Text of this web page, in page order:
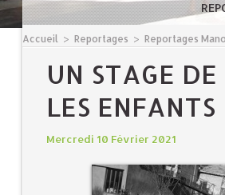
Accueil > Reportages > Reportages
UN STAGE
LES
Mercredi 10 Février 2021